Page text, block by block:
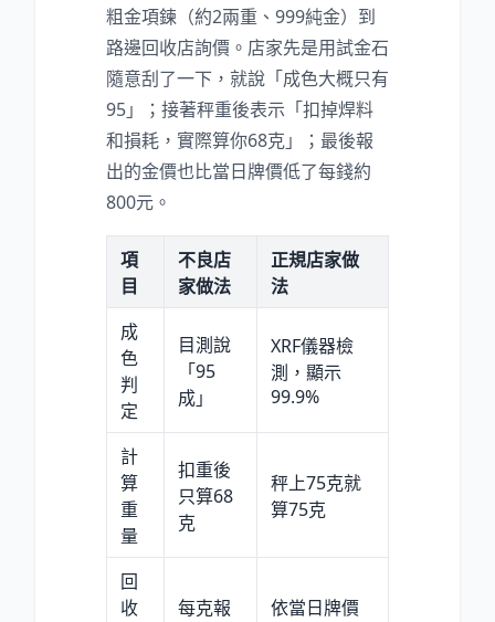
粗金項鍊（約2兩重、999純金）到
路邊回收店詢價。店家先是用試金石
隨意刮了一下，就說「成色大概只有
95」；接著秤重後表示「扣掉焊料
和損耗，實際算你68克」；最後報
出的金價也比當日牌價低了每錢約
800元。
項
目
不良店
家做法
正規店家做
法
成
色
判
定
目測說
「95
成」
XRF儀器檢
測，顯示
99.9%
計
算
重
量
扣重後
只算68
克
秤上75克就
算75克
回
收
每克報 依當日牌價